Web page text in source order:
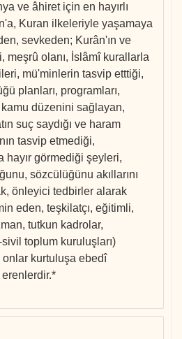
ve âhiret için en hayırlı
Kuran ilkeleriyle yaşamaya
sevkeden; Kurân'ın ve
meşrû olanı, İslâmî kurallarla
mü'minlerin tasvip etttiği,
planları, programları,
düzenini sağlayan,
suç saydığı ve haram
tasvip etmediği,
hayır görmediği şeyleri,
sözcülüğünu akıllarını
önleyici tedbirler alarak
eden, teşkilatçı, eğitimli,
tutkun kadrolar,
toplum kuruluşları)
onlar kurtuluşa ebedî